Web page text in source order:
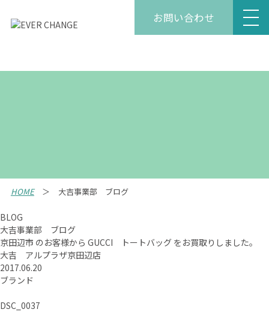
お問い合わせ
HOME 大吉事業部 ブログ
BLOG
大吉事業部 ブログ
京田辺市 のお客様から GUCCI トートバッグ をお買取りしました。
大吉 アルプラザ京田辺店
2017.06.20
ブランド
DSC_0037